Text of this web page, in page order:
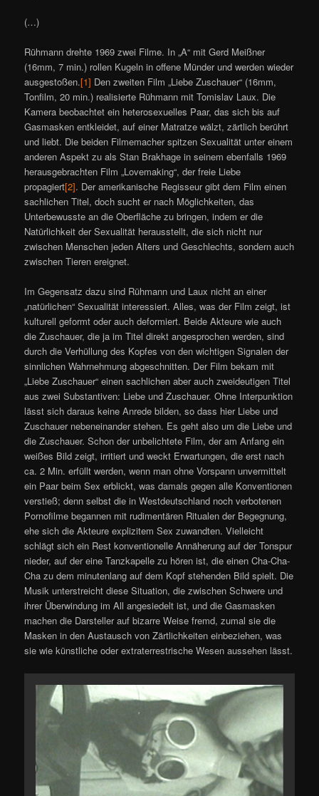
(…)
Rühmann drehte 1969 zwei Filme. In „A“ mit Gerd Meißner
(16mm, 7 min.) rollen Kugeln in offene Münder und werden wieder
ausgestoßen.[1] Den zweiten Film „Liebe Zuschauer“ (16mm,
Tonfilm, 20 min.) realisierte Rühmann mit Tomislav Laux. Die
Kamera beobachtet ein heterosexuelles Paar, das sich bis auf
Gasmasken entkleidet, auf einer Matratze wälzt, zärtlich berührt
und liebt. Die beiden Filmemacher spitzen Sexualität unter einem
anderen Aspekt zu als Stan Brakhage in seinem ebenfalls 1969
herausgebrachten Film „Lovemaking“, der freie Liebe
propagiert[2]. Der amerikanische Regisseur gibt dem Film einen
sachlichen Titel, doch sucht er nach Möglichkeiten, das
Unterbewusste an die Oberfläche zu bringen, indem er die
Natürlichkeit der Sexualität herausstellt, die sich nicht nur
zwischen Menschen jeden Alters und Geschlechts, sondern auch
zwischen Tieren ereignet.
Im Gegensatz dazu sind Rühmann und Laux nicht an einer
„natürlichen“ Sexualität interessiert. Alles, was der Film zeigt, ist
kulturell geformt oder auch deformiert. Beide Akteure wie auch
die Zuschauer, die ja im Titel direkt angesprochen werden, sind
durch die Verhüllung des Kopfes von den wichtigen Signalen der
sinnlichen Wahrnehmung abgeschnitten. Der Film bekam mit
„Liebe Zuschauer“ einen sachlichen aber auch zweideutigen Titel
aus zwei Substantiven: Liebe und Zuschauer. Ohne Interpunktion
lässt sich daraus keine Anrede bilden, so dass hier Liebe und
Zuschauer nebeneinander stehen. Es geht also um die Liebe und
die Zuschauer. Schon der unbelichtete Film, der am Anfang ein
weißes Bild zeigt, irritiert und weckt Erwartungen, die erst nach
ca. 2 Min. erfüllt werden, wenn man ohne Vorspann unvermittelt
ein Paar beim Sex erblickt, was damals gegen alle Konventionen
verstieß; denn selbst die in Westdeutschland noch verbotenen
Pornofilme begannen mit rudimentären Ritualen der Begegnung,
ehe sich die Akteure explizitem Sex zuwandten. Vielleicht
schlägt sich ein Rest konventionelle Annäherung auf der Tonspur
nieder, auf der eine Tanzkapelle zu hören ist, die einen Cha-Cha-
Cha zu dem minutenlang auf dem Kopf stehenden Bild spielt. Die
Musik unterstreicht diese Situation, die zwischen Schwere und
ihrer Überwindung im All angesiedelt ist, und die Gasmasken
machen die Darsteller auf bizarre Weise fremd, zumal sie die
Masken in den Austausch von Zärtlichkeiten einbeziehen, was
sie wie künstliche oder extraterrestrische Wesen aussehen lässt.